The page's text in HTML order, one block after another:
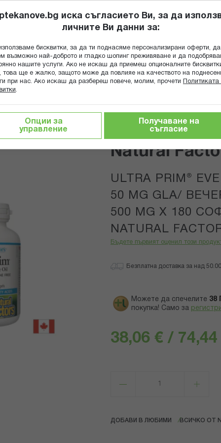
Търсене
ГРИЖА ЗА МАЙКАТА И ДЕТЕТО ХРАНИТЕЛНИ ДОБАВКИ
масло 500 mg х 180 софтгел капсули Natural Factors
Natural
ULTRA PRIM®
50 MG GLA/
500 MG Х 180
NATURAL
Бъдете първият оценил този
Безплатна доставка за над
Можете да спечелите 38
покупка! Само за
38,06 € / 74,44
ДОБАВИ В ЛЮБИМИ ВСИЧКО ОТ
иска съгласието Ви, за да
личните Ви данни за:
бисквитки, за да ти поднасяме персонализирани оферти, да
възможно най-доброто и гладко шопинг преживяване и да
нашите услуги. Ако не искаш да приемеш опционалните
това ще е жалко, защото може да повлияе на качеството на
при нас. Ако искаш да разбереш повече, молим, прочети
Политиката
.
Опции за
управление
Получаване на
съгласие